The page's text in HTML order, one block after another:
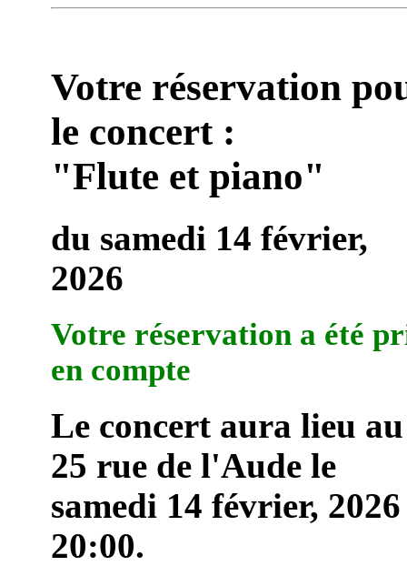
Votre réservation
le concert :
"Flute et piano"
du samedi 14 février,
2026
Votre réservation a été
en compte
Le concert aura lieu au
25 rue de l'Aude le
samedi 14 février,
20:00.